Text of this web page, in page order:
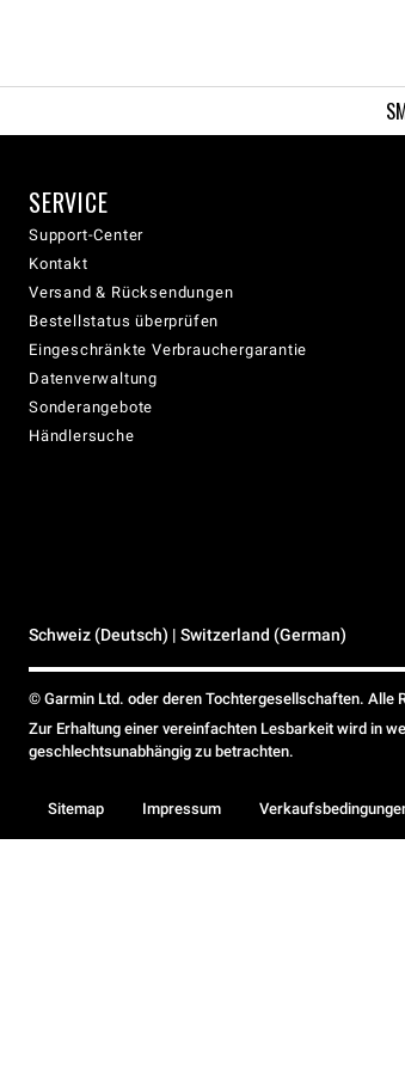
SERVICE
Support-Center
Kontakt
Versand & Rücksendungen
Bestellstatus überprüfen
Eingeschränkte Verbrauchergarantie
Datenverwaltung
Sonderangebote
Händlersuche
Schweiz (Deutsch) | Switzerland (German)
© Garmin Ltd. oder deren Tochtergesellschaften. Alle
Zur Erhaltung einer vereinfachten Lesbarkeit wird in
geschlechtsunabhängig zu betrachten.
Sitemap Impressum